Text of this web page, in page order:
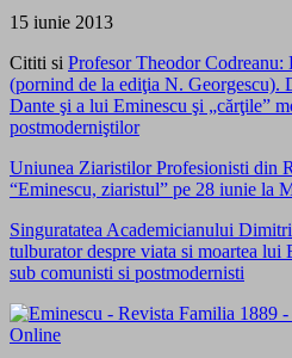
15 iunie 2013
Cititi si Profesor Theodor
(pornind de la ediţia N.
Dante şi a lui Eminescu şi „cărţile”
postmoderniştilor
Uniunea Ziaristilor Profesionisti din
“Eminescu, ziaristul” pe 28 iunie la
Singuratatea Academicianului
tulburator despre viata si moartea lui
sub comunisti si postmodernisti